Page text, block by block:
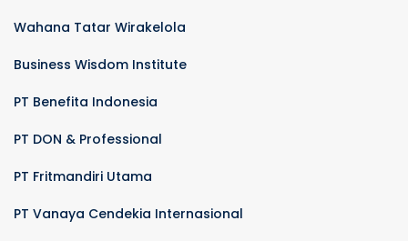
Wahana Tatar Wirakelola
Business Wisdom Institute
PT Benefita Indonesia
PT DON & Professional
PT Fritmandiri Utama
PT Vanaya Cendekia Internasional